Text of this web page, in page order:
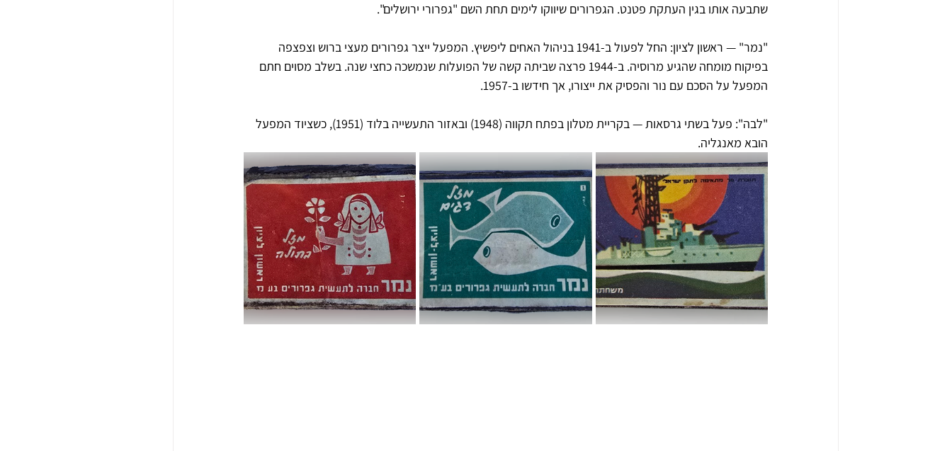
שתבעה אותו בגין העתקת פטנט. הגפרורים שיווקו לימים תחת השם "גפרורי ירושלים".
"נמר" — ראשון לציון: החל לפעול ב-1941 בניהול האחים ליפשיץ. המפעל ייצר גפרורים מעצי ברוש וצפצפה
בפיקוח מומחה שהגיע מרוסיה. ב-1944 פרצה שביתה קשה של הפועלות שנמשכה כחצי שנה. בשלב מסוים חתם
המפעל על הסכם עם נור והפסיק את ייצורו, אך חידשו ב-1957.
"לבה": פעל בשתי גרסאות — בקריית מטלון בפתח תקווה (1948) ובאזור התעשייה בלוד (1951), כשציוד המפעל
הובא מאנגליה.